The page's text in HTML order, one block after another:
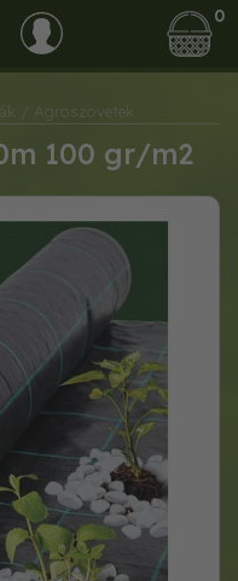
0
/ Agroszövetek
100 gr/m2